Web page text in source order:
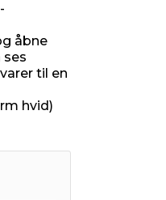
åbne
til en
hvid)